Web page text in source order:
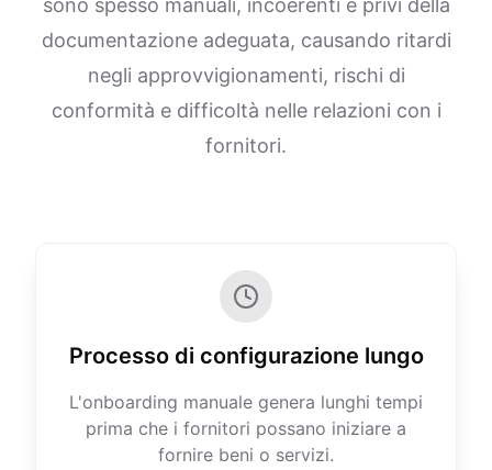
sono spesso manuali, incoerenti e privi della
documentazione adeguata, causando ritardi
negli approvvigionamenti, rischi di
conformità e difficoltà nelle relazioni con i
fornitori.
Processo di configurazione lungo
L'onboarding manuale genera lunghi tempi
prima che i fornitori possano iniziare a
fornire beni o servizi.